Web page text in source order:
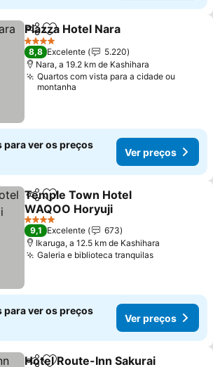
PartilharAdicionar aos favoritos
Piazza Hotel Nara
4 Estrelas
8,8 Excelente
5.220
Nara, a 19.2 km de Kashihara
Quartos com vista para a cidade ou
montanha
para ver os preços
Ver preços
PartilharAdicionar aos favoritos
Temple Town Hotel
WAQOO Horyuji
4 Estrelas
9,1 Excelente
673
Ikaruga, a 12.5 km de Kashihara
Galeria e biblioteca tranquilas
para ver os preços
Ver preços
Hotel Route-Inn Sakurai